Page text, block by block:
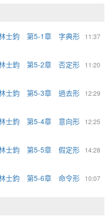
11:37
林士鈞 第5-1章 字典形
11:20
林士鈞 第5-2章 否定形
12:29
林士鈞 第5-3章 過去形
12:25
林士鈞 第5-4章 意向形
14:28
林士鈞 第5-5章 假定形
10:07
林士鈞 第5-6章 命令形